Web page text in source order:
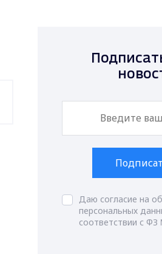
Даю согласие на
персональных
соответствии с